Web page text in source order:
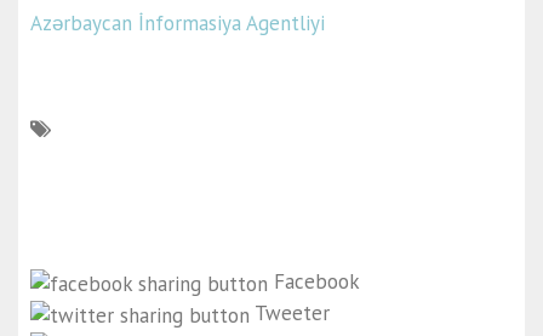
Azərbaycan İnformasiya Agentliyi
Facebook
Tweeter